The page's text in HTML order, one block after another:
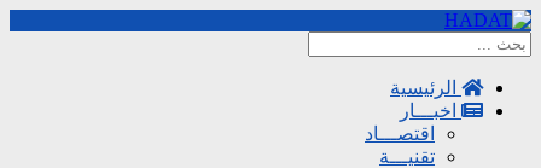
الرئيسية
اخبـــار
اقتصـــاد
تقنيـــة